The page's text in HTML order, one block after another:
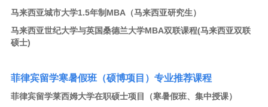
马来西亚城市大学1.5年制MBA（马来西亚研究生）
马来西亚世纪大学与英国桑德兰大学MBA双联课程(马来西亚双联
硕士)
菲律宾留学寒暑假班（硕博项目）专业推荐课程
菲律宾留学莱西姆大学在职硕士项目（寒暑假班、集中授课）